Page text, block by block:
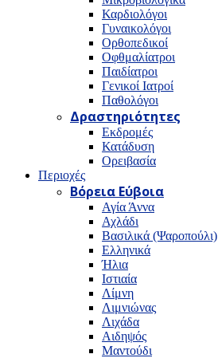
Καρδιολόγοι
Γυναικολόγοι
Ορθοπεδικοί
Οφθμαλίατροι
Παιδίατροι
Γενικοί Ιατροί
Παθολόγοι
Δραστηριότητες
Εκδρομές
Κατάδυση
Ορειβασία
Περιοχές
Βόρεια Εύβοια
Αγία Άννα
Αχλάδι
Βασιλικά (Ψαροπούλι)
Ελληνικά
Ήλια
Ιστιαία
Λίμνη
Λιμνιώνας
Λιχάδα
Αιδηψός
Μαντούδι